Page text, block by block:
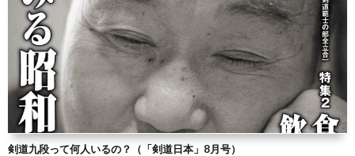
剣道九段って何人いるの？（「剣道日本」8月号）